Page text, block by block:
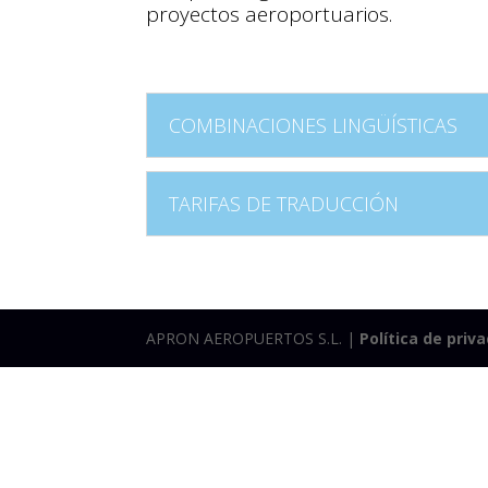
proyectos aeroportuarios.
COMBINACIONES LINGÜÍSTICAS
TARIFAS DE TRADUCCIÓN
APRON AEROPUERTOS S.L. | Política de